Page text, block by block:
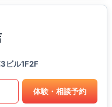
ビル1F2F
体験・相談予約